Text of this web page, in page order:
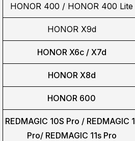
HONOR 400 / HONOR 400 Lite
HONOR X9d
HONOR X6c / X7d
HONOR X8d
HONOR 600
REDMAGIC 10S Pro / REDMAGIC
Pro/ REDMAGIC 11s Pro